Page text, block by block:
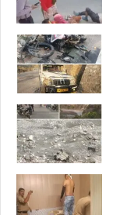
पु
त्री
की
द
र्द
ना
क
मौ
त
,
2
च्चे